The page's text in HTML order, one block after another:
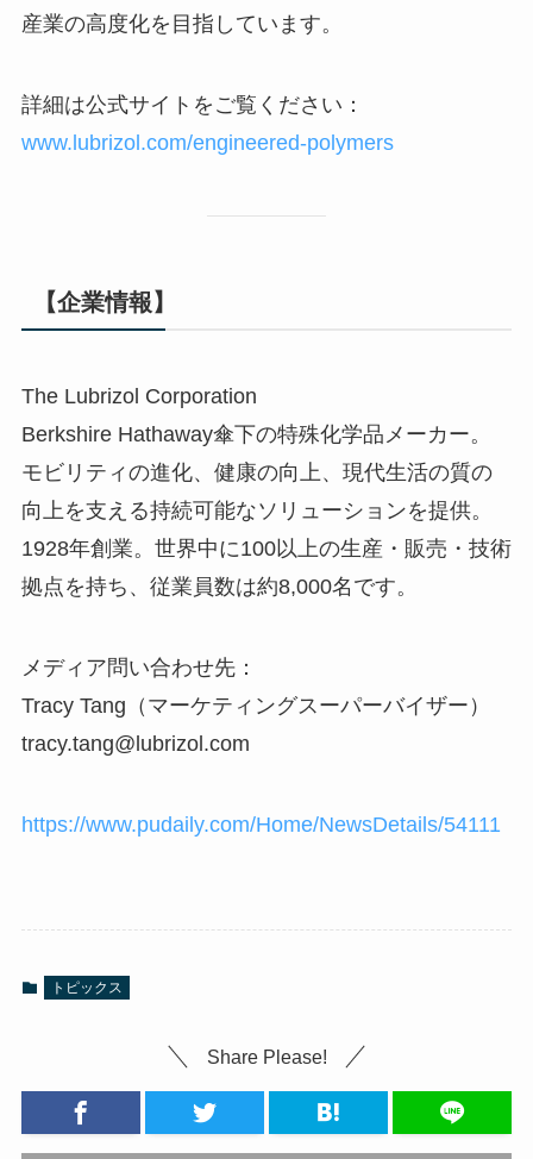
産業の高度化を目指しています。
詳細は公式サイトをご覧ください：
www.lubrizol.com/engineered-polymers
【企業情報】
The Lubrizol Corporation
Berkshire Hathaway傘下の特殊化学品メーカー。
モビリティの進化、健康の向上、現代生活の質の
向上を支える持続可能なソリューションを提供。
1928年創業。世界中に100以上の生産・販売・技術
拠点を持ち、従業員数は約8,000名です。
メディア問い合わせ先：
Tracy Tang（マーケティングスーパーバイザー）
tracy.tang@lubrizol.com
https://www.pudaily.com/Home/NewsDetails/54111
トピックス
Share Please!